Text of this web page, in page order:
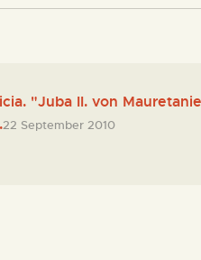
"Juba II. von
22 September 2010